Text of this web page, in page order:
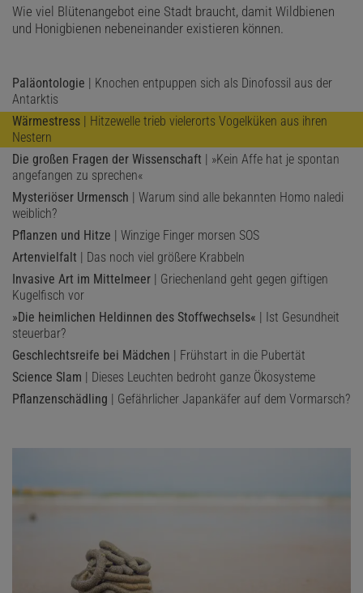
Wie viel Blütenangebot eine Stadt braucht, damit Wildbienen
und Honigbienen nebeneinander existieren können.
Paläontologie | Knochen entpuppen sich als Dinofossil aus der
Antarktis
Wärmestress | Hitzewelle trieb vielerorts Vogelküken aus ihren
Nestern
Die großen Fragen der Wissenschaft | »Kein Affe hat je spontan
angefangen zu sprechen«
Mysteriöser Urmensch | Warum sind alle bekannten Homo naledi
weiblich?
Pflanzen und Hitze | Winzige Finger morsen SOS
Artenvielfalt | Das noch viel größere Krabbeln
Invasive Art im Mittelmeer | Griechenland geht gegen giftigen
Kugelfisch vor
»Die heimlichen Heldinnen des Stoffwechsels« | Ist Gesundheit
steuerbar?
Geschlechtsreife bei Mädchen | Frühstart in die Pubertät
Science Slam | Dieses Leuchten bedroht ganze Ökosysteme
Pflanzenschädling | Gefährlicher Japankäfer auf dem Vormarsch?